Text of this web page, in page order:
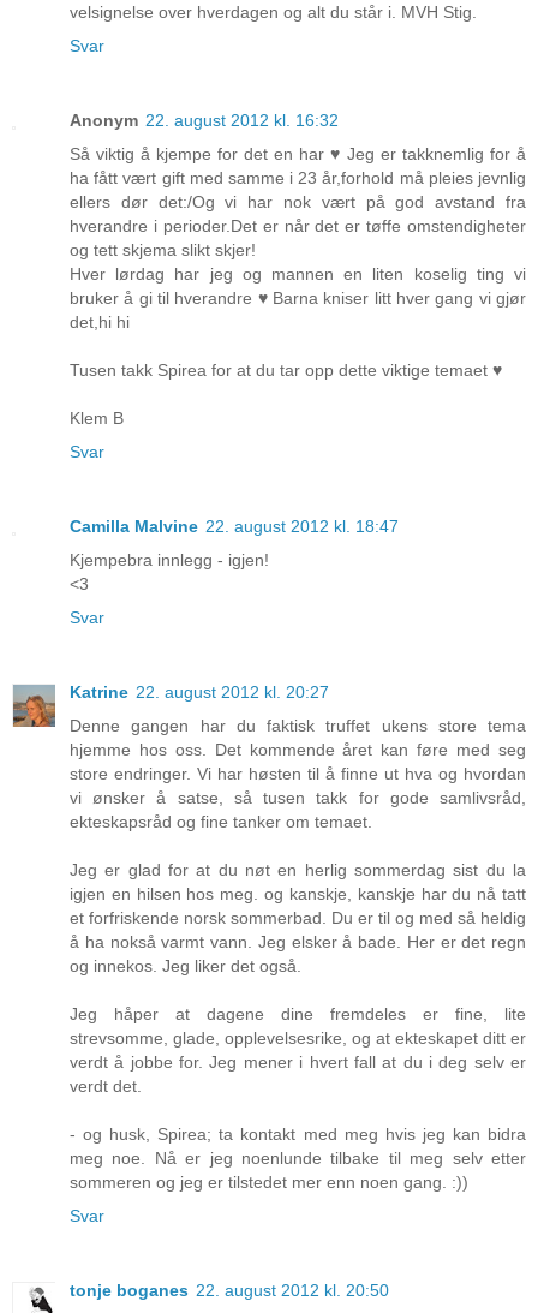
velsignelse over hverdagen og alt du står i. MVH Stig.
Svar
Anonym 22. august 2012 kl. 16:32
Så viktig å kjempe for det en har ♥ Jeg er takknemlig for å
ha fått vært gift med samme i 23 år,forhold må pleies jevnlig
ellers dør det:/Og vi har nok vært på god avstand fra
hverandre i perioder.Det er når det er tøffe omstendigheter
og tett skjema slikt skjer!
Hver lørdag har jeg og mannen en liten koselig ting vi
bruker å gi til hverandre ♥ Barna kniser litt hver gang vi gjør
det,hi hi
Tusen takk Spirea for at du tar opp dette viktige temaet ♥
Klem B
Svar
Camilla Malvine 22. august 2012 kl. 18:47
Kjempebra innlegg - igjen!
<3
Svar
Katrine 22. august 2012 kl. 20:27
Denne gangen har du faktisk truffet ukens store tema
hjemme hos oss. Det kommende året kan føre med seg
store endringer. Vi har høsten til å finne ut hva og hvordan
vi ønsker å satse, så tusen takk for gode samlivsråd,
ekteskapsråd og fine tanker om temaet.
Jeg er glad for at du nøt en herlig sommerdag sist du la
igjen en hilsen hos meg. og kanskje, kanskje har du nå tatt
et forfriskende norsk sommerbad. Du er til og med så heldig
å ha nokså varmt vann. Jeg elsker å bade. Her er det regn
og innekos. Jeg liker det også.
Jeg håper at dagene dine fremdeles er fine, lite
strevsomme, glade, opplevelsesrike, og at ekteskapet ditt er
verdt å jobbe for. Jeg mener i hvert fall at du i deg selv er
verdt det.
- og husk, Spirea; ta kontakt med meg hvis jeg kan bidra
meg noe. Nå er jeg noenlunde tilbake til meg selv etter
sommeren og jeg er tilstedet mer enn noen gang. :))
Svar
tonje boganes 22. august 2012 kl. 20:50